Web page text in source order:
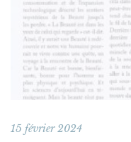
15 février 2024